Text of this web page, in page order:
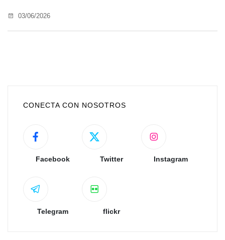
03/06/2026
CONECTA CON NOSOTROS
Facebook Twitter Instagram
Telegram flickr